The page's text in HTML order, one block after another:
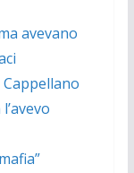
avevano